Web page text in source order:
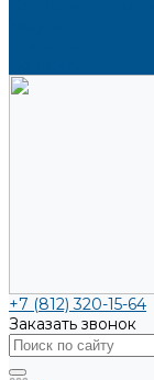
+7 (812) 320-15-64
Заказать звонок